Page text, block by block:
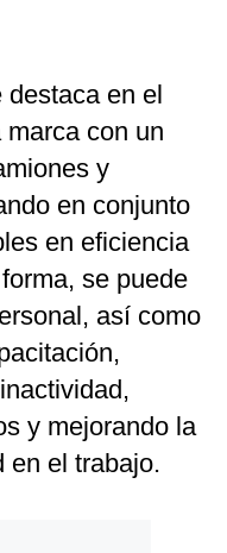
destaca en el
con un
y
en conjunto
en eficiencia
se puede
así como
y mejorando la
en el trabajo.